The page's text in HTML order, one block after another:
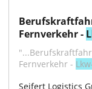
Fernverkehr -
Fernverkehr -
Seifert Logistics